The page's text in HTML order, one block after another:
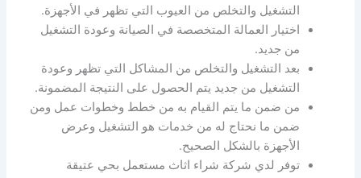
التشغيل والتخلص من العيوب التي تظهر في الأجهزة.
اختيار العمالة المتخصصة في الصيانة وعودة التشغيل
من جديد.
بعد التشغيل والتخلص من المشاكل التي تظهر وعودة
التشغيل من جديد يتم الحصول على النتيجة المضمونة.
من ضمن ما يتم القيام به من خطط وخطوات عمل ومن
ضمن ما نحتاج له من خدمات هو التشغيل وعرض
الأجهزة بالشكل الصحيح.
توفر لدي شركة شراء اثاث مستعمل بحي عتيقة